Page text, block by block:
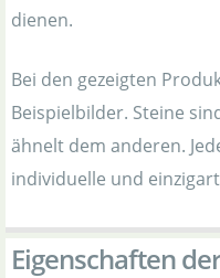
dienen.
Bei den gezeigten
Beispielbilder. Steine
ähnelt dem anderen.
individuelle und
Eigenschaften